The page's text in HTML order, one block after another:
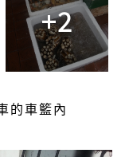
+2
的車籃內